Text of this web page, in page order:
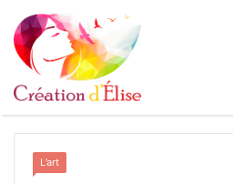
L’art